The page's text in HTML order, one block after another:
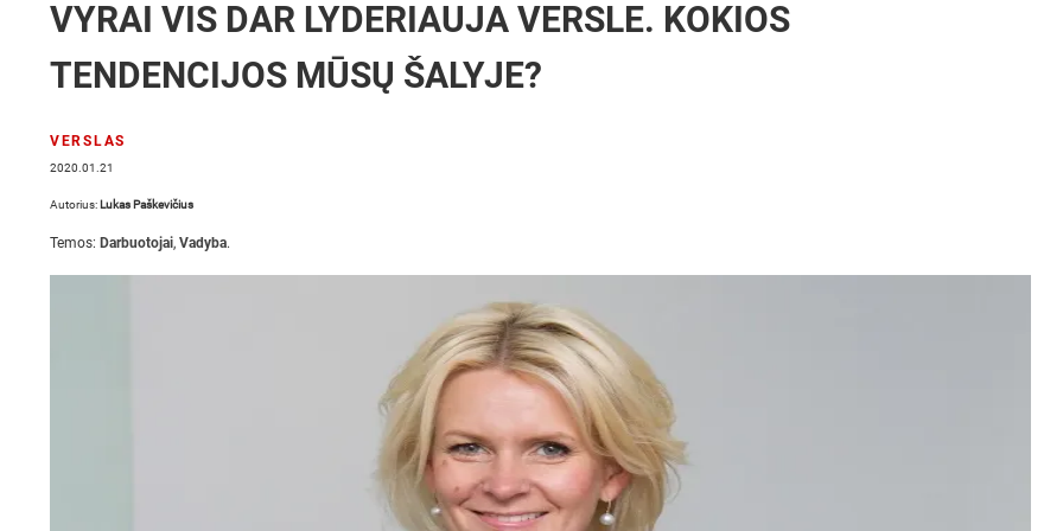
VYRAI VIS DAR LYDERIAUJA VERSLE. KOKIOS
TENDENCIJOS MŪSŲ ŠALYJE?
VERSLAS
2020.01.21
Autorius: Lukas Paškevičius
Temos: Darbuotojai, Vadyba.